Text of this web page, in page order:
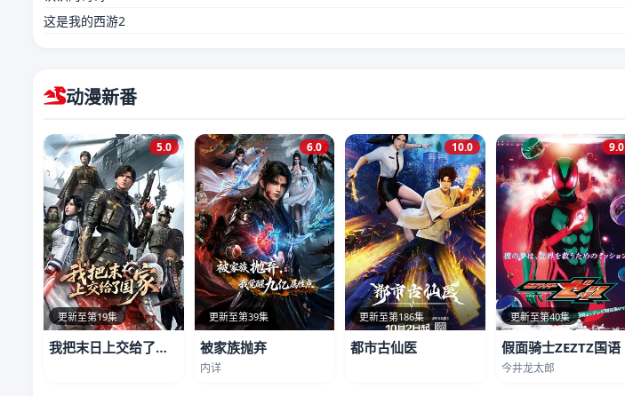
这是我的西游2
动漫新番
更新至第19集
5.0
我把末日上交给了国家
更新至第39集
6.0
被家族抛弃
内详
更新至第186集
10.0
都市古仙医
更新至第40集
9.0
假面骑士ZEZTZ国语
今井龙太郎